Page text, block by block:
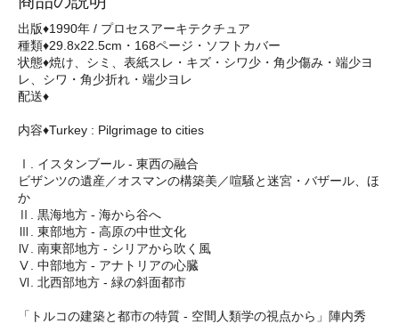
出版♦1990年 / プロセスアーキテクチュア
種類♦29.8x22.5cm・168ページ・ソフトカバー
状態♦焼け、シミ、表紙スレ・キズ・シワ少・角少傷み・端少ヨ
レ、シワ・角少折れ・端少ヨレ
配送♦
内容♦Turkey : Pilgrimage to cities
Ⅰ. イスタンブール - 東西の融合
ビザンツの遺産／オスマンの構築美／喧騒と迷宮・バザール、ほ
か
Ⅱ. 黒海地方 - 海から谷へ
Ⅲ. 東部地方 - 高原の中世文化
Ⅳ. 南東部地方 - シリアから吹く風
Ⅴ. 中部地方 - アナトリアの心臓
Ⅵ. 北西部地方 - 緑の斜面都市
「トルコの建築と都市の特質 - 空間人類学の視点から」陣内秀